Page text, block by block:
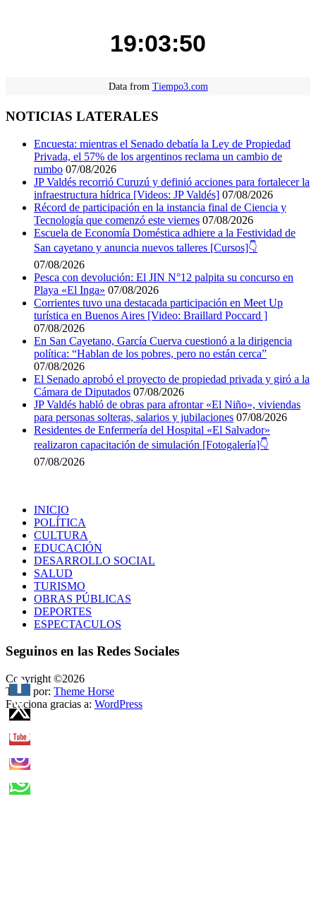
19:03:50
Data from Tiempo3.com
NOTICIAS LATERALES
Encuesta: mientras el Senado debatía la Ley de Propiedad
Privada, el 57% de los argentinos reclama un cambio de
rumbo 07/08/2026
JP Valdés recorrió Curuzú y definió acciones para fortalecer la
infraestructura hídrica [Videos: JP Valdés] 07/08/2026
Récord de participación en la instancia final de Ciencia y
Tecnología que comenzó este viernes 07/08/2026
Escuela de Economía Doméstica adhiere a la Festividad de
San cayetano y anuncia nuevos talleres [Cursos]👇
07/08/2026
Pesca con devolución: El JIN N°12 palpita su concurso en
Playa «El Inga» 07/08/2026
Corrientes tuvo una destacada participación en Meet Up
turística en Buenos Aires [Video: Braillard Poccard ]
07/08/2026
En San Cayetano, García Cuerva cuestionó a la dirigencia
política: “Hablan de los pobres, pero no están cerca”
07/08/2026
El Senado aprobó el proyecto de propiedad privada y giró a la
Cámara de Diputados 07/08/2026
JP Valdés habló de obras para afrontar «El Niño», viviendas
para personas solteras, salarios y jubilaciones 07/08/2026
Residentes de Enfermería del Hospital «El Salvador»
realizaron capacitación de simulación [Fotogalería]👇
07/08/2026
INICIO
POLÍTICA
CULTURA
EDUCACIÓN
DESARROLLO SOCIAL
SALUD
TURISMO
OBRAS PÚBLICAS
DEPORTES
ESPECTACULOS
Seguinos en las Redes Sociales
Copyright ©2026
Tema por: Theme Horse
Funciona gracias a: WordPress